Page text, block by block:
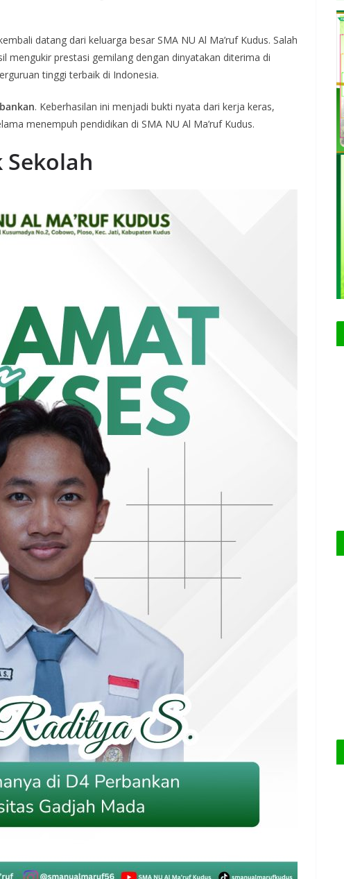
datang dari keluarga besar SMA NU Al Ma’ruf Kudus. Salah
mengukir prestasi gemilang dengan dinyatakan diterima di
tinggi terbaik di Indonesia.
. Keberhasilan ini menjadi bukti nyata dari kerja keras,
menempuh pendidikan di SMA NU Al Ma’ruf Kudus.